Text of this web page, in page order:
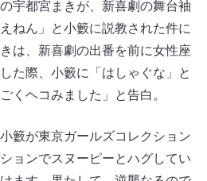
宇都宮まきが、新喜劇の舞台袖
ねん」と小籔に説教された件に
は、新喜劇の出番を前に女性座
た際、小籔に「はしゃぐな」と
くヘコみました」と告白。
籔が東京ガールズコレクション
ョンでスヌーピーとハグしてい